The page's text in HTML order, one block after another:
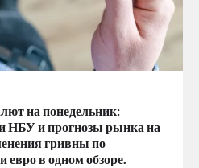
на понедельник:
НБУ и прогнозы рынка на
гривны по
в одном обзоре.